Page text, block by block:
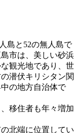
島と52の無人島で
市は、美しい砂浜
観光地であり、世
潜伏キリシタン関
の地方自治体で
移住者も年々増加
北端に位置してい